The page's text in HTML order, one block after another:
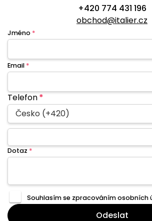
+420 774 431 196
obchod@italier.cz
Jméno *
Email *
Telefon*
Česko (+420)
Dotaz *
Souhlasím se zpracovánímosobních
Odeslat